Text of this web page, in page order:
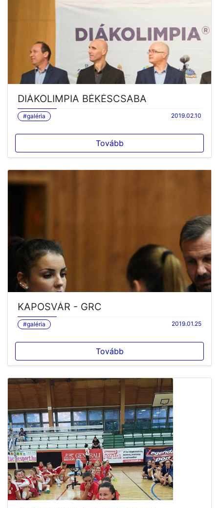
DIÁKOLIMPIA BÉKÉSCSABA
#galéria 2019.02.10
Tovább
KAPOSVÁR - GRC
#galéria 2019.01.25
Tovább